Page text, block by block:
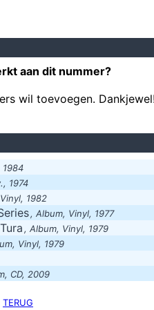
is niet bepaald wat men noemt
en gebrek aan ook
de nefaste basis voor 's mans
aan dit nummer?
wil toevoegen.
1984
1974
1982
, Album, Vinyl, 1977
, Album, Vinyl, 1979
Vinyl, 1979
CD, 2009
TERUG